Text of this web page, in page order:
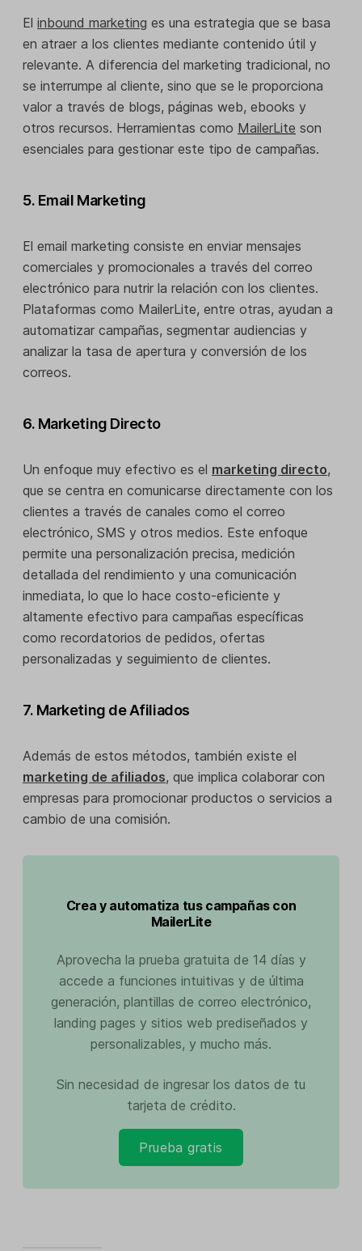
El inbound marketing es una estrategia que se basa
en atraer a los clientes mediante contenido útil y
relevante. A diferencia del marketing tradicional, no
se interrumpe al cliente, sino que se le proporciona
valor a través de blogs, páginas web, ebooks y
otros recursos. Herramientas como MailerLite son
esenciales para gestionar este tipo de campañas.
5. Email Marketing
El email marketing consiste en enviar mensajes
comerciales y promocionales a través del correo
electrónico para nutrir la relación con los clientes.
Plataformas como MailerLite, entre otras, ayudan a
automatizar campañas, segmentar audiencias y
analizar la tasa de apertura y conversión de los
correos.
6. Marketing Directo
Un enfoque muy efectivo es el marketing directo,
que se centra en comunicarse directamente con los
clientes a través de canales como el correo
electrónico, SMS y otros medios. Este enfoque
permite una personalización precisa, medición
detallada del rendimiento y una comunicación
inmediata, lo que lo hace costo-eficiente y
altamente efectivo para campañas específicas
como recordatorios de pedidos, ofertas
personalizadas y seguimiento de clientes.
7. Marketing de Afiliados
Además de estos métodos, también existe el
marketing de afiliados, que implica colaborar con
empresas para promocionar productos o servicios a
cambio de una comisión.
Crea y automatiza tus campañas con
MailerLite
Aprovecha la prueba gratuita de 14 días y
accede a funciones intuitivas y de última
generación, plantillas de correo electrónico,
landing pages y sitios web prediseñados y
personalizables, y mucho más.
Sin necesidad de ingresar los datos de tu
tarjeta de crédito.
Prueba gratis